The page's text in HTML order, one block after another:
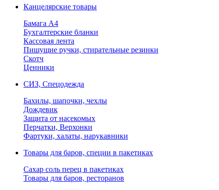
Канцелярские товары
Бамага А4
Бухгалтерские бланки
Кассовая лента
Пишущие ручки, стирательные резинки
Скотч
Ценники
СИЗ, Спецодежда
Бахилы, шапочки, чехлы
Дождевик
Защита от насекомых
Перчатки, Верхонки
Фартуки, халаты, нарукавники
Товары для баров, специи в пакетиках
Сахар соль перец в пакетиках
Товары для баров, ресторанов